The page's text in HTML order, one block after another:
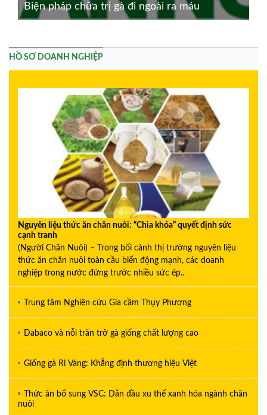
Biện pháp chữa trị gà đi ngoài ra máu
HỒ SƠ DOANH NGHIỆP
Nguyên liệu thức ăn chăn nuôi: “Chìa khóa” quyết định sức
cạnh tranh
(Người Chăn Nuôi) – Trong bối cảnh thị trường nguyên liệu
thức ăn chăn nuôi toàn cầu biến động mạnh, các doanh
nghiệp trong nước đứng trước nhiều sức ép..
Trung tâm Nghiên cứu Gia cầm Thụy Phương
Dabaco và nỗi trăn trở gà giống chất lượng cao
Giống gà Ri Vàng: Khẳng định thương hiệu Việt
Thức ăn bổ sung VSC: Dẫn đầu xu thế xanh hóa ngành chăn
nuôi